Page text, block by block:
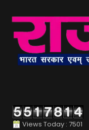
Views Today : 7501